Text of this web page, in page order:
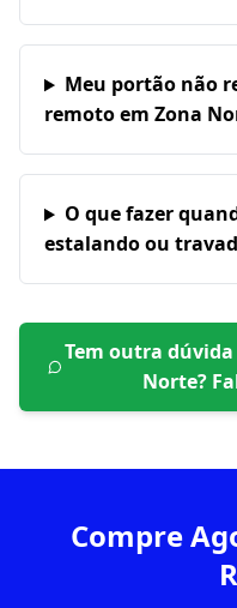
Meu portão não
remoto em Zona
O que fazer
estalando ou
Tem outra
Norte?
Compre